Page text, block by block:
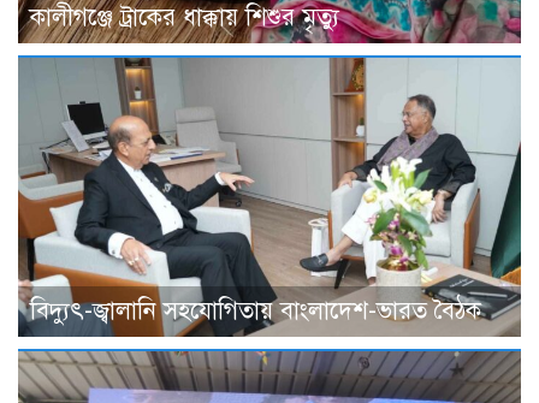
কালীগঞ্জে ট্রাকের ধাক্কায় শিশুর মৃত্যু
বিদ্যুৎ-জ্বালানি সহযোগিতায় বাংলাদেশ-ভারত বৈঠক